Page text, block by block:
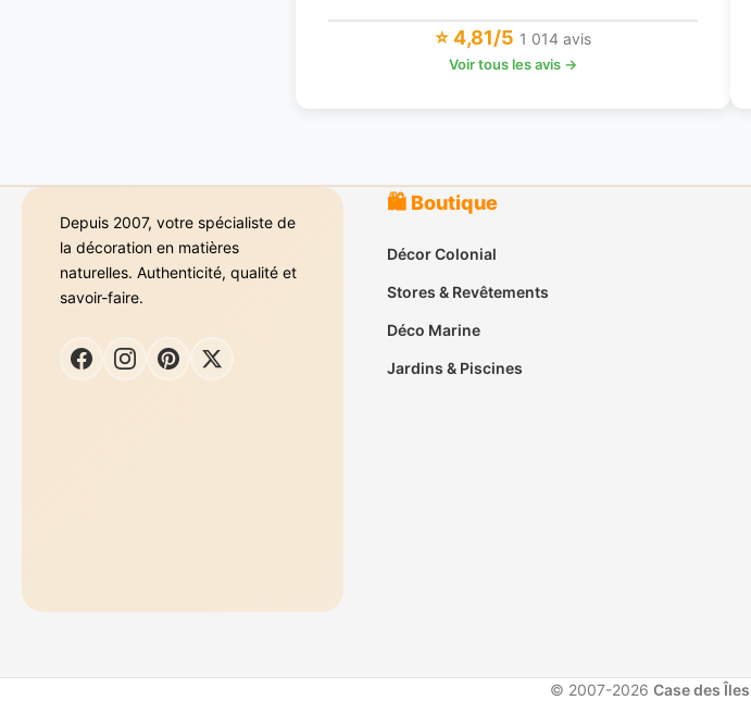
⭐ 4,81/5 1 014 avis
Voir tous les avis →
Depuis 2007, votre spécialiste de
la décoration en matières
naturelles. Authenticité, qualité et
savoir-faire.
🛍️ Boutique
Décor Colonial
Stores & Revêtements
Déco Marine
Jardins & Piscines
© 2007-2026 Case des Îles